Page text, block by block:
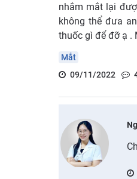
nhắm mắt lại
không thể đưa
thuốc gì để đỡ ạ .
Mắt
09/11/2022